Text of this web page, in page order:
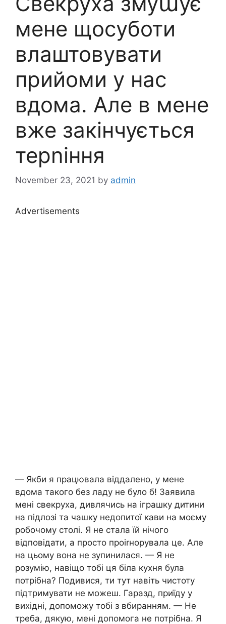
мене щосуботи
влаштовувати
прийоми у нас
вдома. Але в мене
вже закінчується
терnіння
November 23, 2021 by admin
Advertisements
— Якби я працювала віддалено, у мене
вдома такого без ладу не було б! Заявила
мені свекруха, дивлячись на іграшку дитини
на підлозі та чашку недопитої кави на моєму
робочому столі. Я не стала їй нічого
відповідати, а просто проіrнорувала це. Але
на цьому вона не зупинилася. — Я не
розумію, навіщо тобі ця біла кухня була
потрібна? Подивися, ти тут навіть чистоту
підтримувати не можеш. Гаразд, приїду у
вихідні, допоможу тобі з вбиранням. — Не
треба, дякую, мені допомога не потрібна. Я